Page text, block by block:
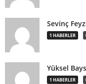
Sevinç
1 HABERLER
Yüksel
1 HABERLER